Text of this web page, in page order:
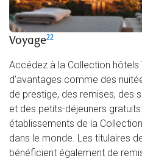
Voyage22
Accédez à la Collection
d’avantages comme des
de prestige, des remises, des
et des petits-déjeuners
établissements de la
dans le monde. Les titulaires
bénéficient également de